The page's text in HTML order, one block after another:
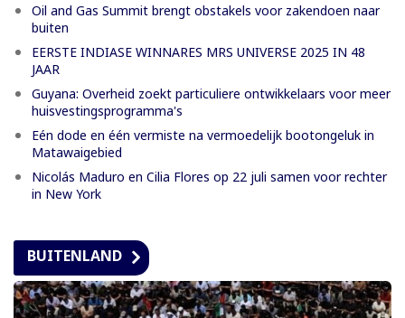
Oil and Gas Summit brengt obstakels voor zakendoen naar
buiten
EERSTE INDIASE WINNARES MRS UNIVERSE 2025 IN 48
JAAR
Guyana: Overheid zoekt particuliere ontwikkelaars voor meer
huisvestingsprogramma's
Eén dode en één vermiste na vermoedelijk bootongeluk in
Matawaigebied
Nicolás Maduro en Cilia Flores op 22 juli samen voor rechter
in New York
BUITENLAND